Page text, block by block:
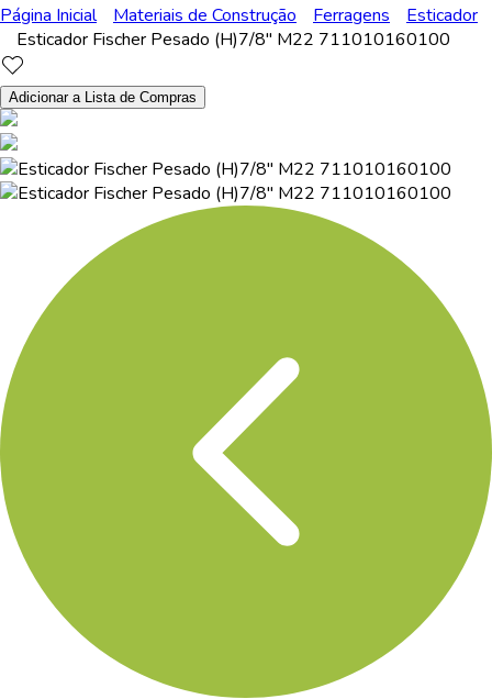
Página Inicial
Materiais de Construção Ferragens
Esticador
Esticador Fischer Pesado (H)7/8" M22 711010160100
Adicionar a Lista de Compras